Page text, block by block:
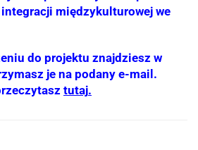
międzykulturowej we
do projektu znajdziesz w
je na podany e-mail.
tutaj.